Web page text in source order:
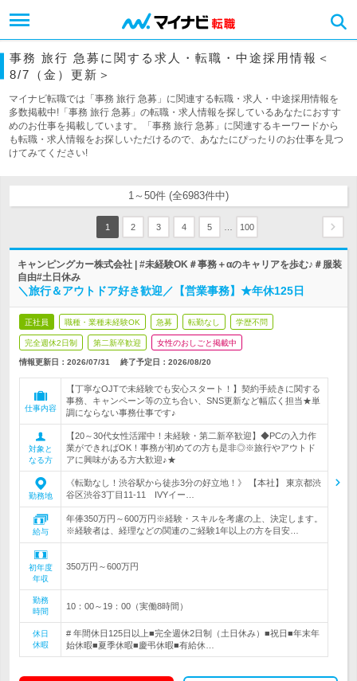
事務 旅行 急募に関する求人・転職・中途採用情報＜
8/7（金）更新＞
マイナビ転職では「事務 旅行 急募」に関連する転職・求人・中途採用情報を
多数掲載中!「事務 旅行 急募」の転職・求人情報を探しているあなたにおすす
めのお仕事を掲載しています。「事務 旅行 急募」に関連するキーワードから
も転職・求人情報をお探しいただけるので、あなたにぴったりのお仕事を見つ
けてみてください!
1～50件 (全6983件中)
1 2 3 4 5 100
キャンピングカー株式会社 | #未経験OK＃事務＋αのキャリアを歩む♪＃服装
自由#土日休み
＼旅行＆アウトドア好き歓迎／【営業事務】★年休125日
正社員 職種・業種未経験OK 急募 転勤なし 学歴不問
完全週休2日制 第二新卒歓迎 女性のおしごと掲載中
情報更新日：2026/07/31 終了予定日： 2026/08/20
仕事内容
【丁寧なOJTで未経験でも安心スタート！】契約手続きに関する
事務、キャンペーン等の立ち合い、SNS更新など幅広く担当★単
調にならない事務仕事です♪
対象と
なる方
【20～30代女性活躍中！未経験・第二新卒歓迎】◆PCの入力作
業ができればOK！事務が初めての方も是非◎※旅行やアウトド
アに興味がある方大歓迎♪★
勤務地
《転勤なし！渋谷駅から徒歩3分の好立地！》 【本社】 東京都渋
谷区渋谷3丁目11‐11 IVYイー…
給与
年俸350万円～600万円※経験・スキルを考慮の上、決定します。
※経験者は、経理などの関連のご経験1年以上の方を目安…
初年度
年収
350万円～600万円
勤務
時間
10：00～19：00（実働8時間）
休日
休暇
# 年間休日125日以上■完全週休2日制（土日休み）■祝日■年末年
始休暇■夏季休暇■慶弔休暇■有給休…